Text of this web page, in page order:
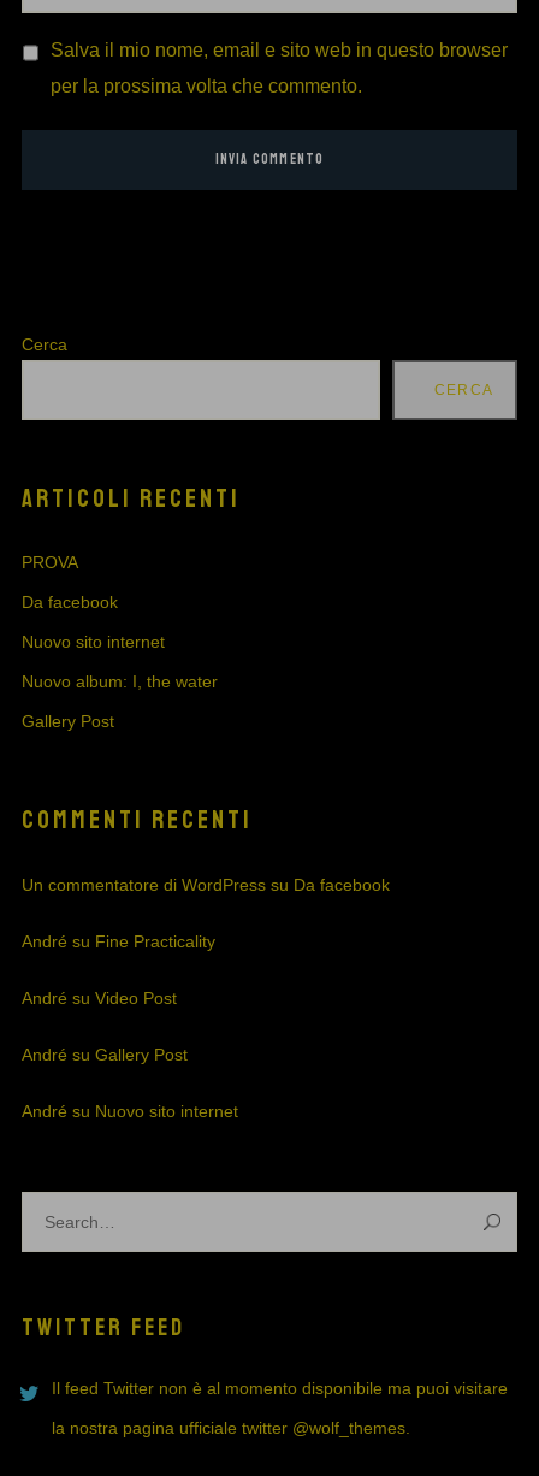
Salva il mio nome, email e sito web in questo browser
per la prossima volta che commento.
Cerca
CERCA
ARTICOLI RECENTI
PROVA
Da facebook
Nuovo sito internet
Nuovo album: I, the water
Gallery Post
COMMENTI RECENTI
Un commentatore di WordPresssu Da facebook
André su Fine Practicality
André su Video Post
André su Gallery Post
André su Nuovo sito internet
TWITTER FEED
Il feed Twitter non è al momento disponibile ma puoi visitare
la nostra pagina ufficiale twitter @wolf_themes